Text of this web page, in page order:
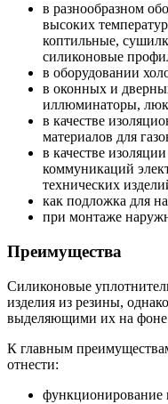
в разнообразном
высоких
коптильные,
силиконовые
в оборудовании
в оконных и
иллюминаторы,
в качестве
материалов для
в качестве
коммуникаций
технических
как подложка для
при монтаже
Преимущества
Силиконовые
изделия из резины,
выделяющими их на фоне
К главным
отнести:
функционирование